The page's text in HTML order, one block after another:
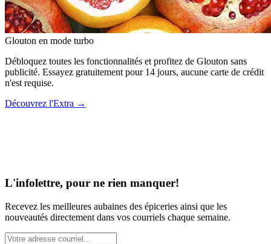
Glouton en mode turbo
Débloquez toutes les fonctionnalités et profitez de Glouton sans
publicité. Essayez gratuitement pour 14 jours, aucune carte de crédit
n'est requise.
Découvrez l'Extra →
L'infolettre, pour ne rien manquer!
Recevez les meilleures aubaines des épiceries ainsi que les
nouveautés directement dans vos courriels chaque semaine.